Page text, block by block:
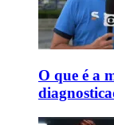
O que é a